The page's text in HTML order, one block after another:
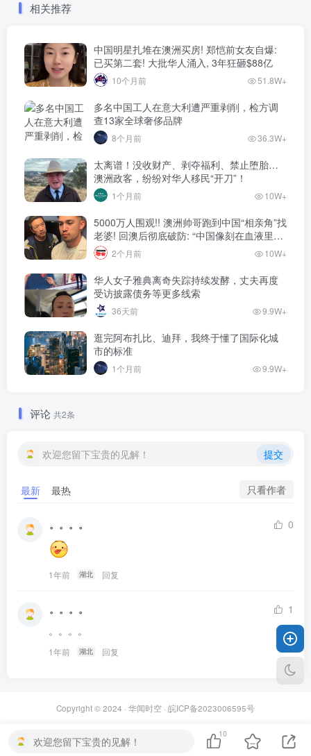
相关推荐
中国明星扎堆在澳洲买房! 郑恺前女友自爆:
已买第二套! 大批华人涌入, 3年狂砸$88亿
10个月前 51.8W+
多名中国工人在意大利遭严重剥削，检方调
查13家全球奢侈品牌
8个月前 36.3W+
太离谱！没收财产、剥夺福利、禁止堕胎…
澳洲政客，纷纷对华人移民“开刀”！
1个月前 10W+
5000万人围观!! 澳洲帅哥跑到中国“相亲角”找
老婆! 回澳后彻底破防: “中国像刻在血液里的
家”! 全网疯狂热议…
2个月前 10W+
华人女子雅典离奇失踪持续发酵，丈夫再度
受访披露债务等更多线索
36天前 9.9W+
逛完阿布扎比、迪拜，我终于懂了国际化城
市的标准
1个月前 9.9W+
评论 共2条
欢迎您留下宝贵的见解！ 提交
最新 最热 只看作者
。。。。 0
1年前 湖北 回复
。。。。
1
。。。。
1年前 湖北 回复
Copyright © 2024 · 华闻时空 · 皖ICP备2023006595号
欢迎您留下宝贵的见解！
10